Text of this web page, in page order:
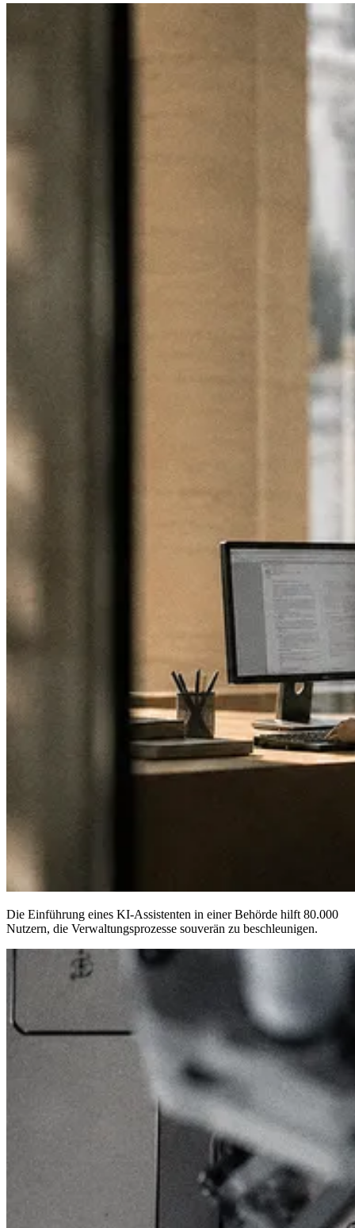
Die Einführung eines KI-Assistenten in einer Behörde hilft 80.000
Nutzern, die Verwaltungsprozesse souverän zu beschleunigen.